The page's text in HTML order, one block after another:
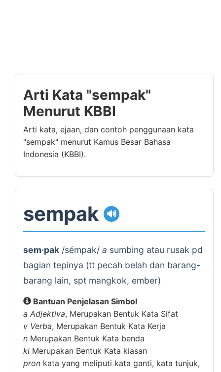
Arti Kata "sempak"
Menurut KBBI
Arti kata, ejaan, dan contoh penggunaan kata
"sempak" menurut Kamus Besar Bahasa
Indonesia (KBBI).
sempak 🔊
sem·pak /sémpak/ a sumbing atau rusak pd
bagian tepinya (tt pecah belah dan barang-
barang lain, spt mangkok, ember)
Bantuan Penjelasan Simbol
a Adjektiva, Merupakan Bentuk Kata Sifat
v Verba, Merupakan Bentuk Kata Kerja
n Merupakan Bentuk Kata benda
ki Merupakan Bentuk Kata kiasan
pron kata yang meliputi kata ganti, kata tunjuk,